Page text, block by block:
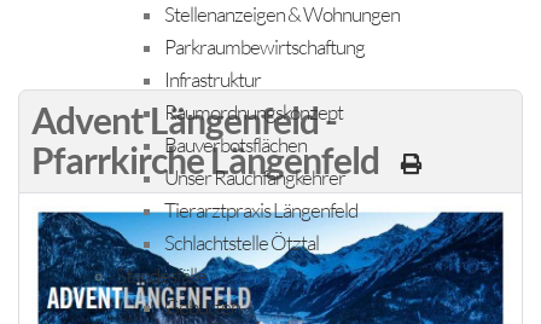
Stellenanzeigen & Wohnungen
Parkraumbewirtschaftung
Infrastruktur
Raumordnungskonzept
Bauverbotsflächen
Unser Rauchfangkehrer
Tierarztpraxis Längenfeld
Schlachtstelle Ötztal
Standesfälle
Geburten
Advent Längenfeld -
Pfarrkirche Längenfeld